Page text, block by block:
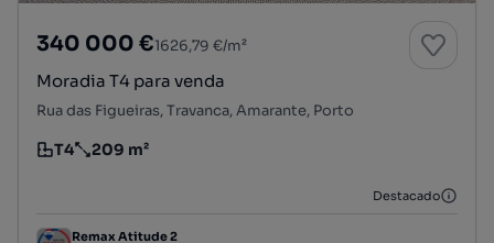
340 000 €1626,79 €/m²
Moradia T4 para venda
Rua das Figueiras, Travanca, Amarante, Porto
Tipologia
T4
Preço por metro quadrado
209 m²
Destacado
Remax Atitude 2